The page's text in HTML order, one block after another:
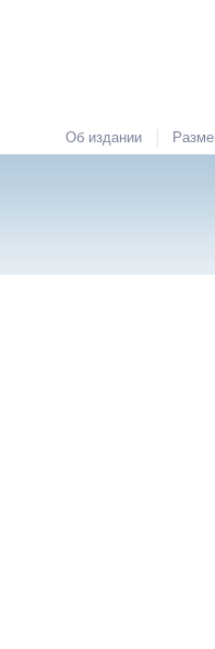
Об издании |